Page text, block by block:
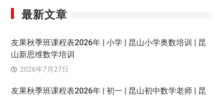
最新文章
友果秋季班课程表2026年 | 小学 | 昆山小学奥数培训 | 昆
山新思维数学培训
2026年7月27日
友果秋季班课程表2026年 | 初一 | 昆山初中数学老师 | 昆